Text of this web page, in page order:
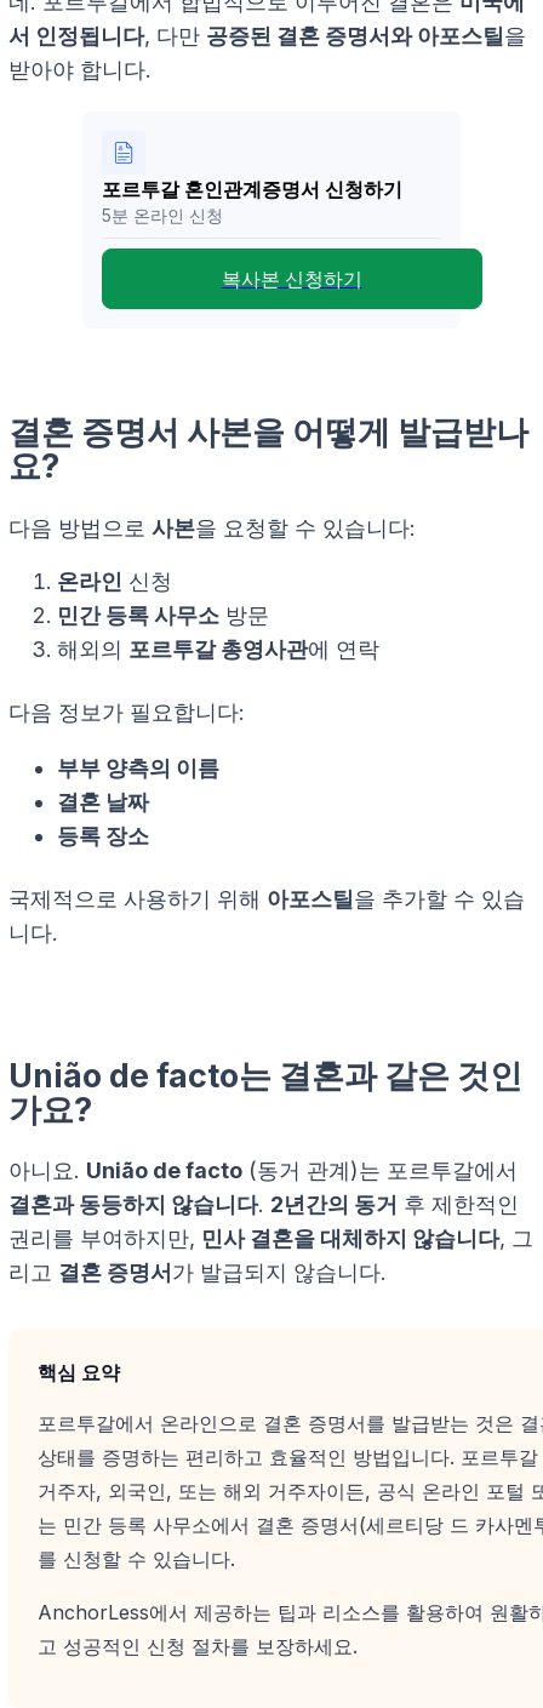
서 인정됩니다, 다만 공증된 결혼 증명서와 아포스틸을
받아야 합니다.
포르투갈 혼인관계증명서 신청하기
5분 온라인 신청
복사본 신청하기
결혼 증명서 사본을 어떻게 발급받나
요?
다음 방법으로 사본을 요청할 수 있습니다:
온라인 신청
민간 등록 사무소 방문
해외의 포르투갈 총영사관에 연락
다음 정보가 필요합니다:
부부 양측의 이름
결혼 날짜
등록 장소
국제적으로 사용하기 위해 아포스틸 을 추가할 수 있습
니다.
União de facto는 결혼과 같은 것인
가요?
아니요. União de facto (동거 관계)는 포르투갈에서
결혼과 동등하지 않습니다. 2년간의 동거 후 제한적인
권리를 부여하지만, 민사 결혼을 대체하지 않습니다, 그
리고 결혼 증명서 가 발급되지 않습니다.
핵심 요약
포르투갈에서 온라인으로 결혼 증명서를 발급받는 것은
상태를 증명하는 편리하고 효율적인 방법입니다. 포르투갈
거주자, 외국인, 또는 해외 거주자이든, 공식 온라인 포털
는 민간 등록 사무소에서 결혼 증명서(세르티당 드 카사멘
를 신청할 수 있습니다.
AnchorLess에서 제공하는 팁과 리소스를 활용하여 원활
고 성공적인 신청 절차를 보장하세요.